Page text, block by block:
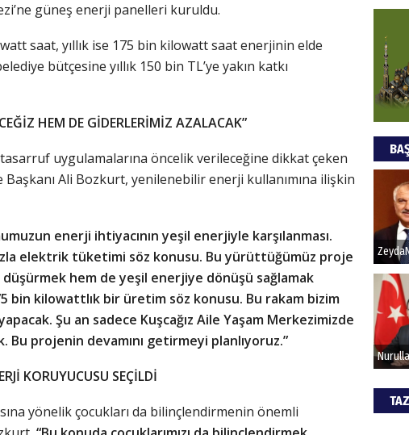
güneş enerji panelleri kuruldu.
saat, yıllık ise 175 bin kilowatt saat enerjinin elde
bütçesine yıllık 150 bin TL’ye yakın katkı
HEM DE GİDERLERİMİZ AZALACAK”
uygulamalarına öncelik verileceğine dikkat çeken
Ali Bozkurt, yenilenebilir enerji kullanımına ilişkin
enerji ihtiyacının yeşil enerjiyle karşılanması.
elektrik tüketimi söz konusu. Bu yürüttüğümüz proje
düşürmek hem de yeşil enerjiye dönüşü sağlamak
bin kilowattlık bir üretim söz konusu. Bu rakam bizim
Şu an sadece Kuşcağız Aile Yaşam Merkezimizde
projenin devamını getirmeyi planlıyoruz.”
KORUYUCUSU SEÇİLDİ
yönelik çocukları da bilinçlendirmenin önemli
Bu